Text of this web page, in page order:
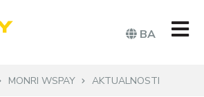
BA
MONRI WSPAY AKTUALNOSTI